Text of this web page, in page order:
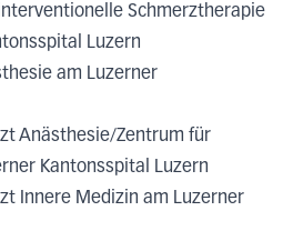
Schmerztherapie
Luzern
am Luzerner
Anästhesie/Zentrum für
Kantonsspital Luzern
Innere Medizin am Luzerner